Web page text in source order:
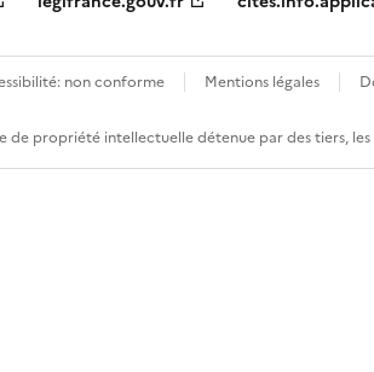
non conforme Mentions légales
de propriété intellectuelle détenue par des tiers,